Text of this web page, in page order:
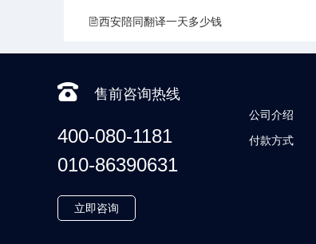
西安陪同翻译一天多少钱
售前咨询热线
400-080-1181
010-86390631
立即咨询
公司介绍
付款方式